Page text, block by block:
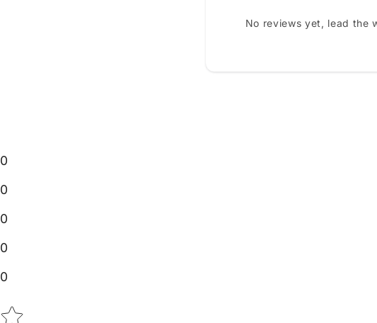
0
0
0
0
0
Star rating
No reviews yet, lead the